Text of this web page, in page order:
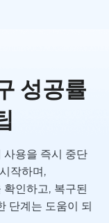
성공률
용을 즉시 중단
작하며,
인하고, 복구된
단계는 도움이 되